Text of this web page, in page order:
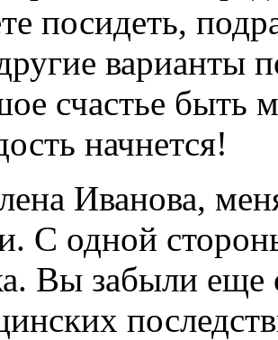
посидеть,
варианты
счастье быть
начнется!
Иванова,
С одной
Вы забыли еще